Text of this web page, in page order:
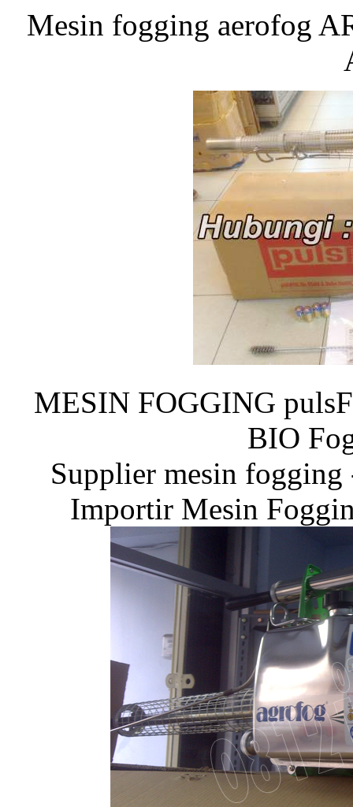
Mesin fogging aerofog
MESIN FOGGING
BIO
Supplier mesin
Importir Mesin